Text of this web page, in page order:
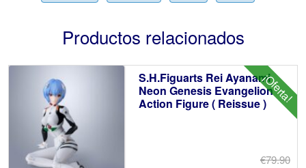
Productos relacionados
¡Oferta!
S.H.Figuarts Rei Ayanami
Neon Genesis Evangelion
Action Figure ( Reissue )
€79.90